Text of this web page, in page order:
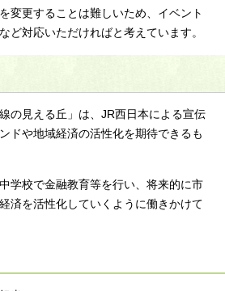
変更することは難しいため、イベント
ど対応いただければと考えています。
の見える丘」は、JR西日本による宣伝
ドや地域経済の活性化を期待できるも
学校で金融教育等を行い、将来的に市
済を活性化していくように働きかけて